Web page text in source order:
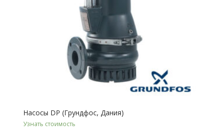
Насосы DP (Грундфос, Дания)
Узнать стоимость